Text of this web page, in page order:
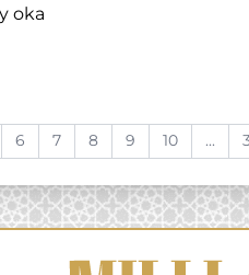
oka
6 7 8 9 10 ...